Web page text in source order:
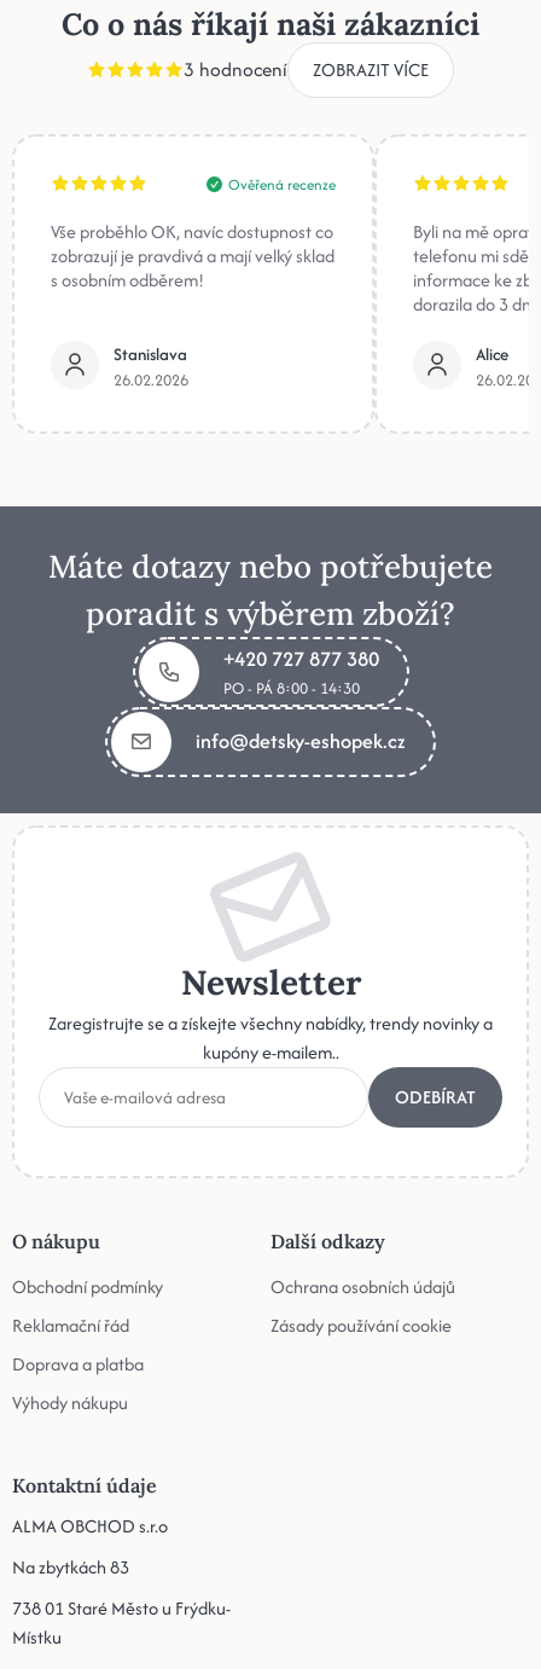
Co o nás říkají naši zákazníci
3 hodnocení ZOBRAZIT VÍCE
Ověřená recenze
Vše proběhlo OK, navíc dostupnost co
zobrazují je pravdivá a mají velký sklad
s osobním odběrem!
Stanislava
26.02.2026
Byli na mě
telefonu mi
informace ke
dorazila do 3
Alice
Máte dotazy nebo potřebujete
poradit s výběrem zboží?
+420 727 877 380
PO - PÁ 8:00 - 14:30
info@detsky-eshopek.cz
Newsletter
Zaregistrujte se a získejte všechny nabídky, trendy novinky a
kupóny e-mailem..
ODEBÍRAT
O nákupu
Obchodní podmínky
Reklamační řád
Doprava a platba
Výhody nákupu
Další odkazy
Ochrana osobních údajů
Zásady používání cookie
Kontaktní údaje
ALMA OBCHOD s.r.o
Na zbytkách 83
738 01 Staré Město u Frýdku-
Místku